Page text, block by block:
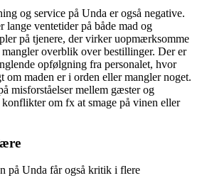
og service på Unda er også negative.
lange ventetider på både mad og
på tjenere, der virker uopmærksomme
overblik over bestillinger. Der er
opfølgning fra personalet, hvor
om maden er i orden eller mangler noget.
misforståelser mellem gæster og
om fx at smage på vinen eller
på Unda får også kritik i flere